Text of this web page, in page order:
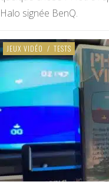
Halo signée BenQ.
JEUX VIDÉO / TESTS